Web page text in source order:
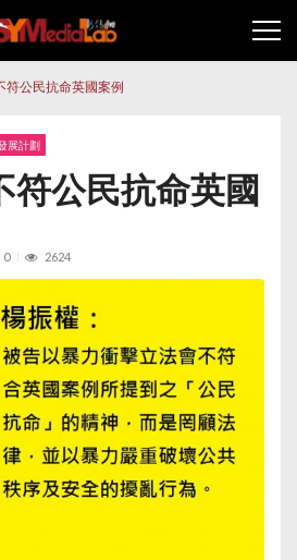
符公民抗命英國案例
展計劃
符公民抗命英國
0 2624